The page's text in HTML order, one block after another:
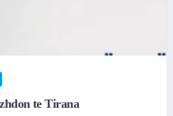
te Tirana